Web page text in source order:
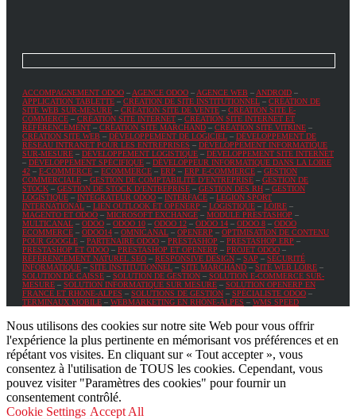
ACCOMPAGNEMENT ODOO – AGENCE ODOO – AGENCE WEB – ANDROID –
APPLICATION TABLETTE – CRÉATION DE SITE INSTITUTIONNEL – CRÉATION DE
SITE WEB SUR-MESURE – CRÉATION SITE DE VENTE – CRÉATION SITE E-
COMMERCE – CRÉATION SITE INTERNET – CRÉATION SITE INTERNET ET
RÉFÉRENCEMENT – CRÉATION SITE MARCHAND – CRÉATION SITE VITRINE –
CRÉATION SITE WEB – DÉVELOPPEMENT DE LOGICIEL – DÉVELOPPEMENT DE
RÉSEAU INTRANET POUR LES ENTREPRISES – DÉVELOPPEMENT INFORMATIQUE
SUR-MESURE – DÉVELOPPEMENT LOGISTIQUE – DÉVELOPPEMENT SITE INTERNET
– DÉVELOPPEMENT SPÉCIFIQUE – DÉVELOPPEUR INFORMATIQUE DANS LA LOIRE
42 – E-COMMERCE – ECOMMERCE – ERP – ERP E-COMMERCE – GESTION
COMMERCIALE – GESTION DE COMPTABILITÉ D’ENTREPRISE – GESTION DE
STOCK – GESTION DE STOCK D’ENTREPRISE – GESTION DES RH – GESTION
LOGISTIQUE – INTÉGRATEUR ODOO – INTERFACE – LEGION SPORT
INTERNATIONAL – LIEN OUTLOOK ET OPENERP – LOGISTIQUE – LOIRE –
MAGENTO ET ODOO – MICROSOFT EXCHANGE – MODULE PRESTASHOP –
MULTICANAL – ODOO – ODOO 10 – ODOO 12 – ODOO 14 – ODOO 8 – ODOO
ECOMMERCE – ODOO14 – OMNICANAL – OPENERP – OPTIMISATION DE CONTENU
POUR GOOGLE – PARTENAIRE ODOO – PRESTASHOP – PRESTASHOP ERP –
PRESTASHOP ET ODOO – PRESTASHOP ET OPENERP – PROJET ODOO –
RÉFÉRENCEMENT NATUREL SEO – RESPONSIVE DESIGN – SAP – SÉCURITÉ
INFORMATIQUE – SITE INSTITUTIONNEL – SITE MARCHAND – SITE WEB LOIRE –
SOLUTION DE CAISSE – SOLUTION DE GESTION – SOLUTION E-COMMERCE SUR-
MESURE – SOLUTION INFORMATIQUE SUR MESURE – SOLUTION OPENERP EN
FRANCE ET RHÔNE-ALPES – SOLUTIONS DE GESTION – SPÉCIALISTE ODOO –
TERMINAUX MOBILE – WEBMARKETING EN RHÔNE-ALPES – WMS SPEED
Nous utilisons des cookies sur notre site Web pour vous offrir
l'expérience la plus pertinente en mémorisant vos préférences et en
répétant vos visites. En cliquant sur « Tout accepter », vous
consentez à l'utilisation de TOUS les cookies. Cependant, vous
pouvez visiter "Paramètres des cookies" pour fournir un
consentement contrôlé.
Cookie Settings Accept All